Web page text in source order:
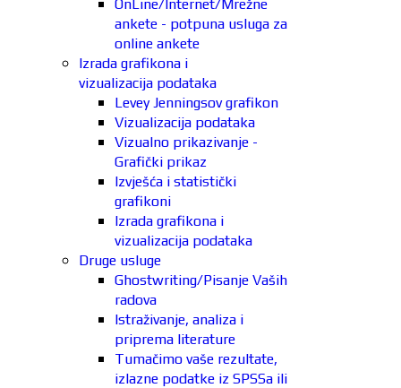
OnLine/Internet/Mrežne
ankete - potpuna usluga za
online ankete
Izrada grafikona i
vizualizacija podataka
Levey Jenningsov grafikon
Vizualizacija podataka
Vizualno prikazivanje -
Grafički prikaz
Izvješća i statistički
grafikoni
Izrada grafikona i
vizualizacija podataka
Druge usluge
Ghostwriting/Pisanje Vaših
radova
Istraživanje, analiza i
priprema literature
Tumačimo vaše rezultate,
izlazne podatke iz SPSSa ili